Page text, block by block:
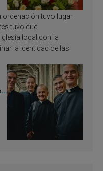
ordenación tuvo lugar
tuvo que
local con la
la identidad de las